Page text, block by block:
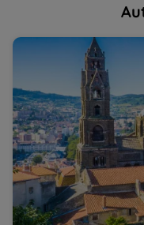
Renaud, son récit de
Aubrac à petits pas"